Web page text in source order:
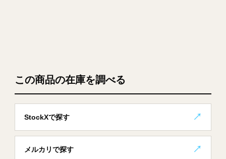
この商品の在庫を調べる
StockXで探す
メルカリで探す